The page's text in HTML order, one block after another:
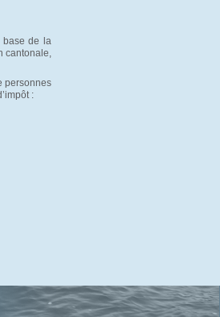
base de la
cantonale,
personnes
: